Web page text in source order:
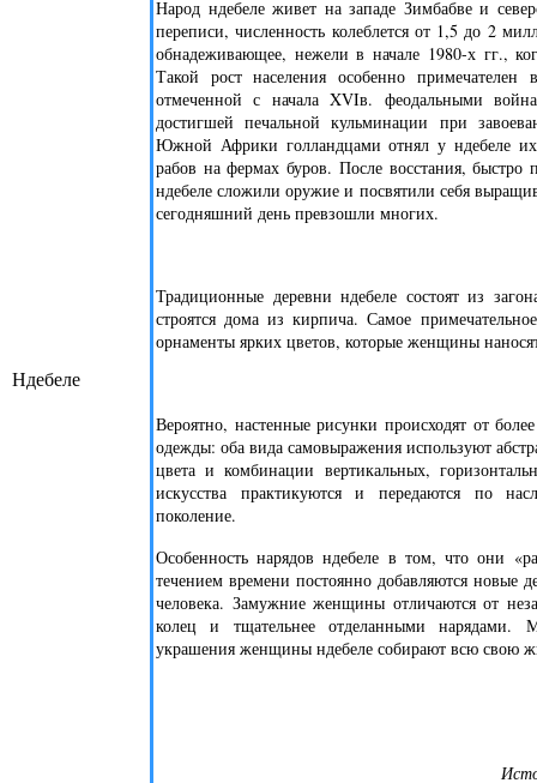
Ндебеле
Народ ндебеле живет на западе Зимбабве и
переписи, численность колеблется от 1,5 до 2
обнадеживающее, нежели в начале 1980-х гг.,
Такой рост населения особенно
отмеченной с начала XVIв. феодальными
достигшей печальной кульминации при
Южной Африки голландцами отнял у ндебеле их
рабов на фермах буров. После восстания, быстро
ндебеле сложили оружие и посвятили себя
сегодняшний день превзошли многих.
Традиционные деревни ндебеле состоят из
строятся дома из кирпича. Самое
орнаменты ярких цветов, которые женщины
Вероятно, настенные рисунки происходят от
одежды: оба вида самовыражения используют
цвета и комбинации вертикальных,
искусства практикуются и передаются по
поколение.
Особенность нарядов ндебеле в том, что они
течением времени постоянно добавляются новые
человека. Замужние женщины отличаются от
колец и тщательнее отделанными нарядами.
украшения женщины ндебеле собирают всю свою